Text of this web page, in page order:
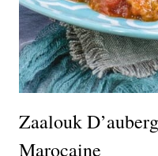
Zaalouk
Marocaine